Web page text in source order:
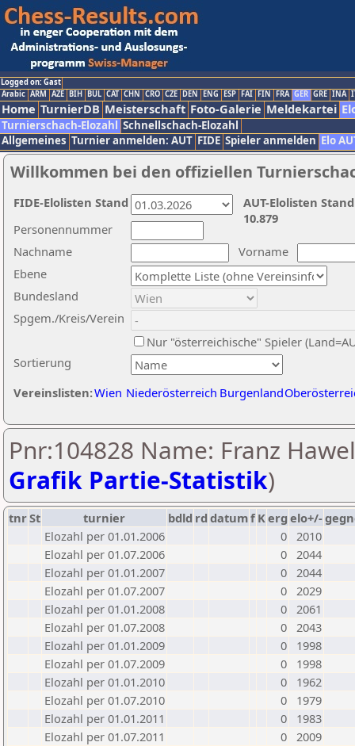
Logged on: Gast
Arabic ARM AZE BIH BUL CAT CHN CRO CZE DEN ENG ESP FAI FIN FRA GER GRE INA
Home TurnierDB Meisterschaft Foto-Galerie Meldekartei
Turnierschach-Elozahl Schnellschach-Elozahl
Allgemeines Turnier anmelden: AUT FIDE Spieler anmelden Elo
Willkommen bei den offiziellen
Nachname
Vorname
Ebene
Sortierung
Personennummer
Bundesland
Spgem./Kreis/Verein
Nur "österreichische" Spieler
Vereinslisten:Wien Niederösterreich Burgenland
AUT-Elolisten
10.879
FIDE-Elolisten Stand
Pnr:104828 Name: Franz
Grafik Partie-Statistik)
tnrSt turnier bdld rd datumf Kerg elo+/-
Elozahl per 01.01.2006
0 2010
Elozahl per 01.07.2006
0 2044
Elozahl per 01.01.2007
0 2044
Elozahl per 01.07.2007
0 2029
Elozahl per 01.01.2008
0 2061
Elozahl per 01.07.2008
0 2043
Elozahl per 01.01.2009
0
1998
Elozahl per 01.07.2009
0
1998
Elozahl per 01.01.2010
0
1962
Elozahl per 01.07.2010
0
1979
Elozahl per 01.01.2011
0
1983
Elozahl per 01.07.2011
0 2009